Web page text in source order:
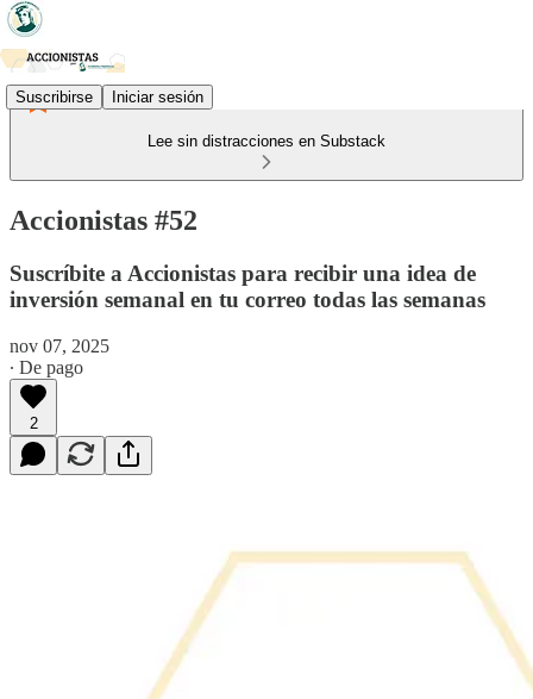
Suscribirse Iniciar sesión
Lee sin distracciones en Substack
Accionistas #52
Suscríbite a Accionistas para recibir una idea de
inversión semanal en tu correo todas las semanas
nov 07, 2025
∙ De pago
2